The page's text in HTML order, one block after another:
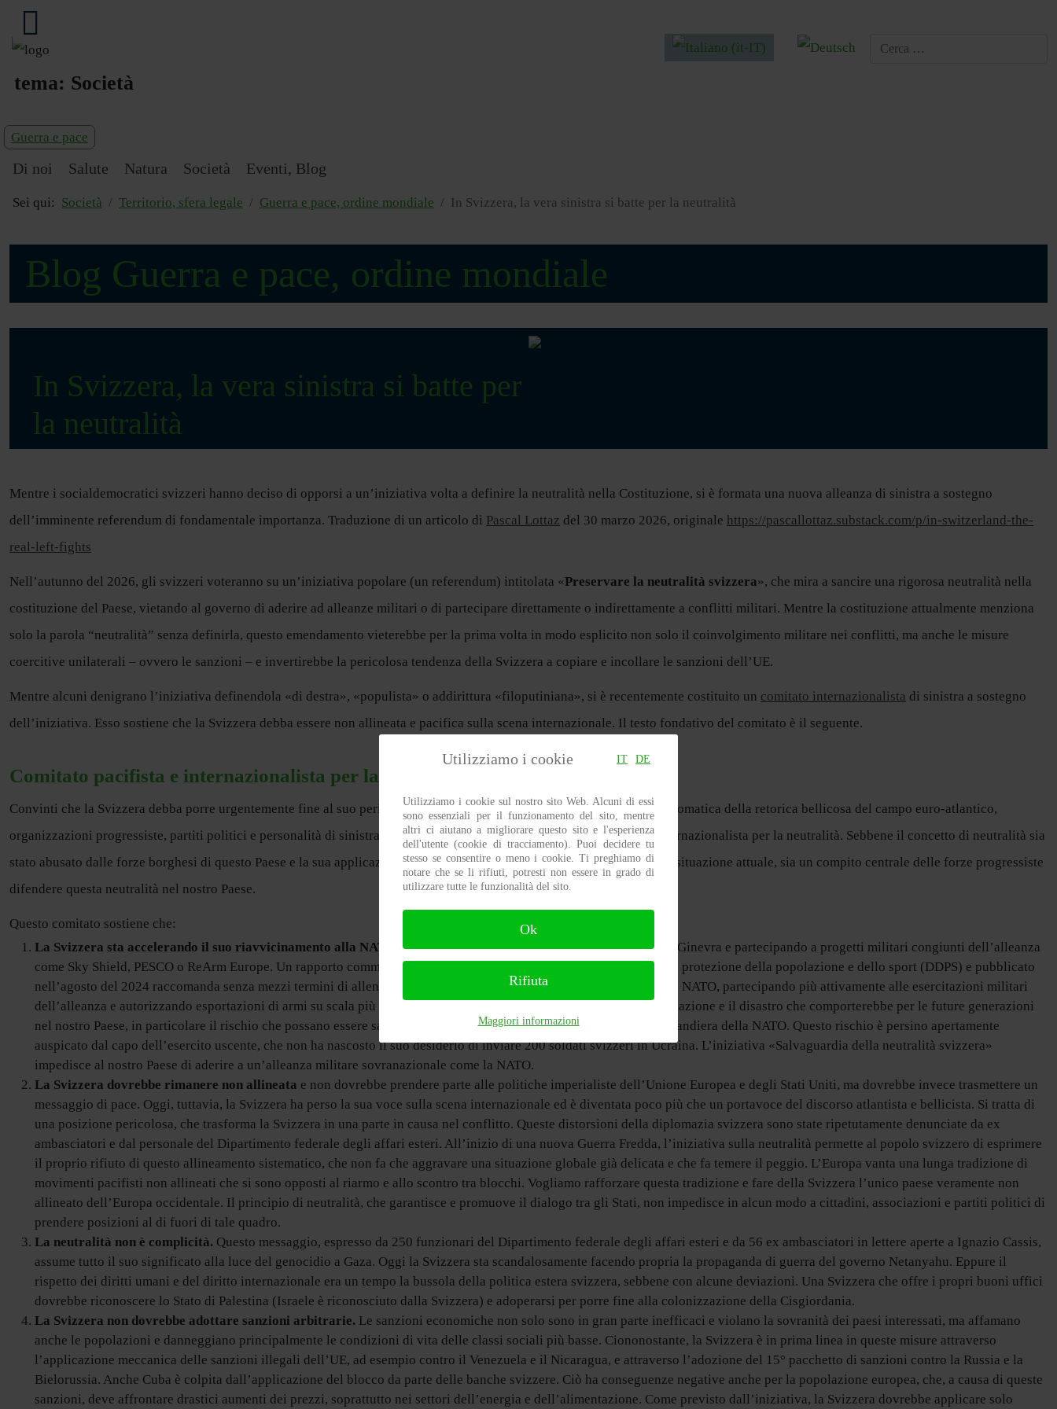
Seleziona la tua lingua
tema: Società
Guerra e pace
Di noi Salute Natura Società Eventi, Blog
Sei qui: Società Territorio, sfera legale Guerra e pace, ordine mondiale In Svizzera, la vera sinistra si batte per la neutralità
Blog Guerra e pace, ordine mondiale
In Svizzera, la vera sinistra si batte per
la neutralità
Mentre i socialdemocratici svizzeri hanno deciso di opporsi a un’iniziativa volta a definire la neutralità nella Costituzione, si è formata una nuova alleanza di sinistra a sostegno
dell’imminente referendum di fondamentale importanza. Traduzione di un articolo di Pascal Lottaz del 30 marzo 2026, originale https://pascallottaz.substack.com/p/in-switzerland-the-
real-left-fights
Nell’autunno del 2026, gli svizzeri voteranno su un’iniziativa popolare (un referendum) intitolata «Preservare la neutralità svizzera», che mira a sancire una rigorosa neutralità nella
costituzione del Paese, vietando al governo di aderire ad alleanze militari o di partecipare direttamente o indirettamente a conflitti militari. Mentre la costituzione attualmente menziona
solo la parola “neutralità” senza definirla, questo emendamento vieterebbe per la prima volta in modo esplicito non solo il coinvolgimento militare nei conflitti, ma anche le misure
coercitive unilaterali – ovvero le sanzioni – e invertirebbe la pericolosa tendenza della Svizzera a copiare e incollare le sanzioni dell’UE.
Mentre alcuni denigrano l’iniziativa definendola «di destra», «populista» o addirittura «filoputiniana», si è recentemente costituito un comitato internazionalista di sinistra a sostegno
dell’iniziativa. Esso sostiene che la Svizzera debba essere non allineata e pacifica sulla scena internazionale. Il testo fondativo del comitato è il seguente.
Comitato pacifista e internazionalista per la neutralità
Convinti che la Svizzera debba porre urgentemente fine al suo pericoloso riavvicinamento alla NATO e all’adozione automatica della retorica bellicosa del campo euro-atlantico,
organizzazioni progressiste, partiti politici e personalità di sinistra si sono unite per formare un comitato pacifista e internazionalista per la neutralità. Sebbene il concetto di neutralità sia
stato abusato dalle forze borghesi di questo Paese e la sua applicazione sia stata spesso incoerente, riteniamo che, nella situazione attuale, sia un compito centrale delle forze progressiste
difendere questa neutralità nel nostro Paese.
Questo comitato sostiene che:
La Svizzera sta accelerando il suo riavvicinamento alla NATO
aprendo un ufficio di collegamento permanente a Ginevra e partecipando a progetti militari congiunti dell’alleanza
come Sky Shield, PESCO o ReArm Europe. Un rapporto commissionato dal Dipartimento federale della difesa, della protezione della popolazione e dello sport (DDPS) e pubblicato
nell’agosto del 2024 raccomanda senza mezzi termini di allentare la nostra politica di neutralità per avvicinarci alla NATO, partecipando più attivamente alle esercitazioni militari
dell’alleanza e autorizzando esportazioni di armi su scala più ampia. Dobbiamo riconoscere la gravità di questa situazione e il disastro che comporterebbe per le future generazioni
nel nostro Paese, in particolare il rischio che possano essere sacrificate in una futura guerra su larga scala sotto la bandiera della NATO. Questo rischio è persino apertamente
auspicato dal capo dell’esercito uscente, che non ha nascosto il suo desiderio di inviare 200 soldati svizzeri in Ucraina. L’iniziativa «Salvaguardia della neutralità svizzera»
impedisce al nostro Paese di aderire a un’alleanza militare sovranazionale come la NATO.
La Svizzera dovrebbe rimanere non allineata e non dovrebbe prendere parte alle politiche imperialiste dell’Unione Europea e degli Stati Uniti, ma dovrebbe invece trasmettere un
messaggio di pace. Oggi, tuttavia, la Svizzera ha perso la sua voce sulla scena internazionale ed è diventata poco più che un portavoce del discorso atlantista e bellicista. Si tratta di
una posizione pericolosa, che trasforma la Svizzera in una parte in causa nel conflitto. Queste distorsioni della diplomazia svizzera sono state ripetutamente denunciate da ex
ambasciatori e dal personale del Dipartimento federale degli affari esteri. All’inizio di una nuova Guerra Fredda, l’iniziativa sulla neutralità permette al popolo svizzero di esprimere
il proprio rifiuto di questo allineamento sistematico, che non fa che aggravare una situazione globale già delicata e che fa temere il peggio. L’Europa vanta una lunga tradizione di
movimenti pacifisti non allineati che si sono opposti al riarmo e allo scontro tra blocchi. Vogliamo rafforzare questa tradizione e fare della Svizzera l’unico paese veramente non
allineato dell’Europa occidentale. Il principio di neutralità, che garantisce e promuove il dialogo tra gli Stati, non impedisce in alcun modo a cittadini, associazioni e partiti politici di
prendere posizioni al di fuori di tale quadro.
La neutralità non è complicità. Questo messaggio, espresso da 250 funzionari del Dipartimento federale degli affari esteri e da 56 ex ambasciatori in lettere aperte a Ignazio Cassis,
assume tutto il suo significato alla luce del genocidio a Gaza. Oggi la Svizzera sta scandalosamente facendo propria la propaganda di guerra del governo Netanyahu. Eppure il
rispetto dei diritti umani e del diritto internazionale era un tempo la bussola della politica estera svizzera, sebbene con alcune deviazioni. Una Svizzera che offre i propri buoni uffici
dovrebbe riconoscere lo Stato di Palestina (Israele è riconosciuto dalla Svizzera) e adoperarsi per porre fine alla colonizzazione della Cisgiordania.
La Svizzera non dovrebbe adottare sanzioni arbitrarie. Le sanzioni economiche non solo sono in gran parte inefficaci e violano la sovranità dei paesi interessati, ma affamano
anche le popolazioni e danneggiano principalmente le condizioni di vita delle classi sociali più basse. Ciononostante, la Svizzera è in prima linea in queste misure attraverso
l’applicazione meccanica delle sanzioni illegali dell’UE, ad esempio contro il Venezuela e il Nicaragua, e attraverso l’adozione del 15° pacchetto di sanzioni contro la Russia e la
Bielorussia. Anche Cuba è colpita dall’applicazione del blocco da parte delle banche svizzere. Ciò ha conseguenze negative anche per la popolazione europea, che, a causa di queste
sanzioni, deve affrontare drastici aumenti dei prezzi, soprattutto nei settori dell’energia e dell’alimentazione. Come previsto dall’iniziativa, la Svizzera dovrebbe applicare solo
Utilizziamo i cookie IT DE
Utilizziamo i cookie sul nostro sito Web. Alcuni di essi
sono essenziali per il funzionamento del sito, mentre
altri ci aiutano a migliorare questo sito e l'esperienza
dell'utente (cookie di tracciamento). Puoi decidere tu
stesso se consentire o meno i cookie. Ti preghiamo di
notare che se li rifiuti, potresti non essere in grado di
utilizzare tutte le funzionalità del sito.
Ok
Rifiuta
Maggiori informazioni